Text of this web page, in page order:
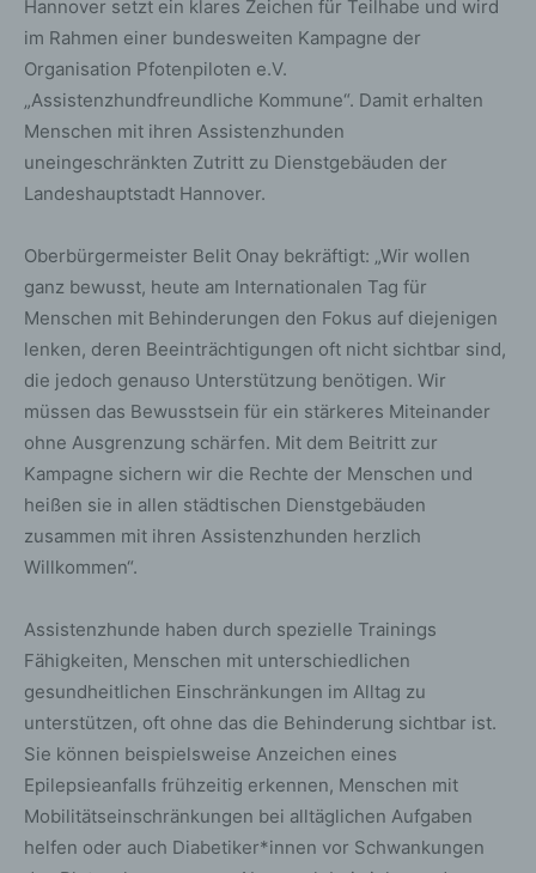
Hannover setzt ein klares Zeichen für Teilhabe und wird
im Rahmen einer bundesweiten Kampagne der
Organisation Pfotenpiloten e.V.
„Assistenzhundfreundliche Kommune“. Damit erhalten
Menschen mit ihren Assistenzhunden
uneingeschränkten Zutritt zu Dienstgebäuden der
Landeshauptstadt Hannover.
Oberbürgermeister Belit Onay bekräftigt: „Wir wollen
ganz bewusst, heute am Internationalen Tag für
Menschen mit Behinderungen den Fokus auf diejenigen
lenken, deren Beeinträchtigungen oft nicht sichtbar sind,
die jedoch genauso Unterstützung benötigen. Wir
müssen das Bewusstsein für ein stärkeres Miteinander
ohne Ausgrenzung schärfen. Mit dem Beitritt zur
Kampagne sichern wir die Rechte der Menschen und
heißen sie in allen städtischen Dienstgebäuden
zusammen mit ihren Assistenzhunden herzlich
Willkommen“.
Assistenzhunde haben durch spezielle Trainings
Fähigkeiten, Menschen mit unterschiedlichen
gesundheitlichen Einschränkungen im Alltag zu
unterstützen, oft ohne das die Behinderung sichtbar ist.
Sie können beispielsweise Anzeichen eines
Epilepsieanfalls frühzeitig erkennen, Menschen mit
Mobilitätseinschränkungen bei alltäglichen Aufgaben
helfen oder auch Diabetiker*innen vor Schwankungen